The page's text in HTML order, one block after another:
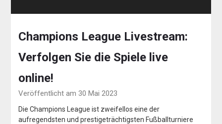
Champions League Livestream:
Verfolgen Sie die Spiele live
online!
Veröffentlicht am 30 Mai 2023
Die Champions League ist zweifellos eine der
aufregendsten und prestigeträchtigsten Fußballturniere